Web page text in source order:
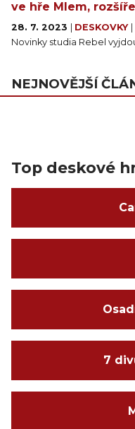
ve hře Mlem,
28. 7. 2023 DESKOVKY
Novinky studia Rebel
NEJNOVĚJŠÍ
Top deskové
7